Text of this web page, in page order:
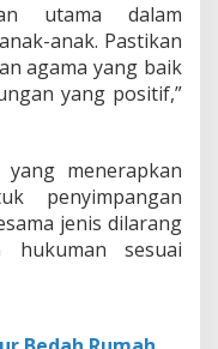
utama dalam
anak. Pastikan
agama yang baik
yang positif,”
menerapkan
penyimpangan
jenis dilarang
hukuman sesuai